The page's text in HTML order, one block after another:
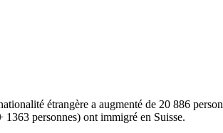
étrangère a augmenté de 20 886
personnes) ont immigré en Suisse.